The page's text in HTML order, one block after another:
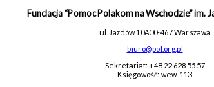
Fundacja “Pomoc Polakom na Wschodzie” im.
ul. Jazdów 10A00-467 Warszawa
biuro@pol.org.pl
Sekretariat: +48 22 628 55 57
Księgowość: wew. 113